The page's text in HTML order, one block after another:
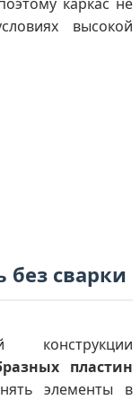
высокой
без сварки
пластин
элементы в